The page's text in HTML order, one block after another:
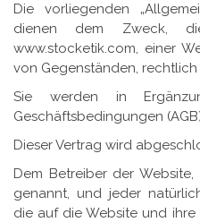
Die vorliegenden
dienen dem Zweck,
www.stocketik.com, einer
von Gegenständen, rechtlich
Sie werden in
Geschäftsbedingungen
Dieser Vertrag wird
Dem Betreiber der Website,
genannt, und jeder
die auf die Website und